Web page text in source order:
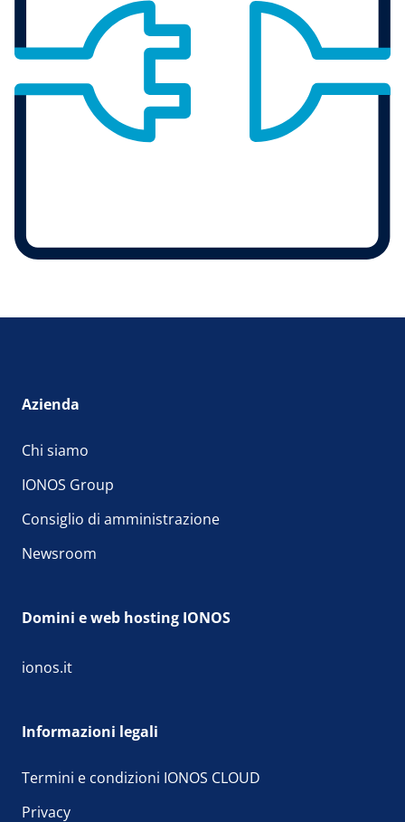
Azienda
Chi siamo
IONOS Group
Consiglio di amministrazione
Newsroom
Domini e web hosting IONOS
ionos.it
Informazioni legali
Termini e condizioni IONOS CLOUD
Privacy